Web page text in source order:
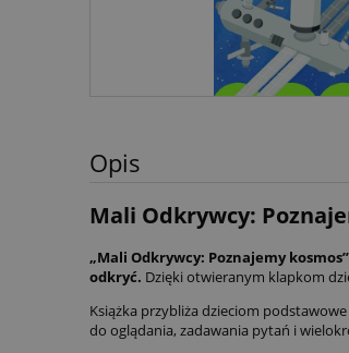
Opis
Mali Odkrywcy:
„Mali Odkrywcy: Poznajemy
odkryć. Dzięki otwieranym klapkom
Książka przybliża dzieciom
do oglądania, zadawania pytań i